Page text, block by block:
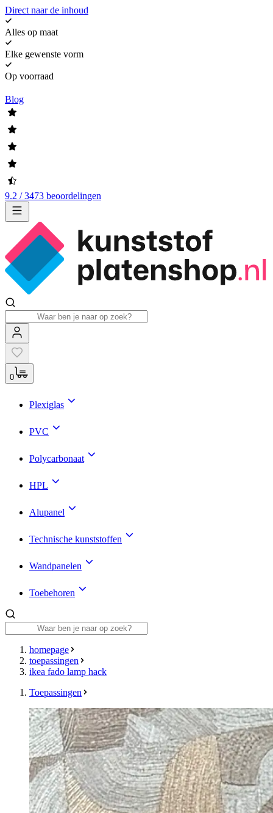
Direct naar de inhoud
Alles op maat
Elke gewenste vorm
Op voorraad
Blog
9.2 / 3473 beoordelingen
0
Plexiglas
PVC
Polycarbonaat
HPL
Alupanel
Technische kunststoffen
Wandpanelen
Toebehoren
homepage
toepassingen
ikea fado lamp hack
Toepassingen